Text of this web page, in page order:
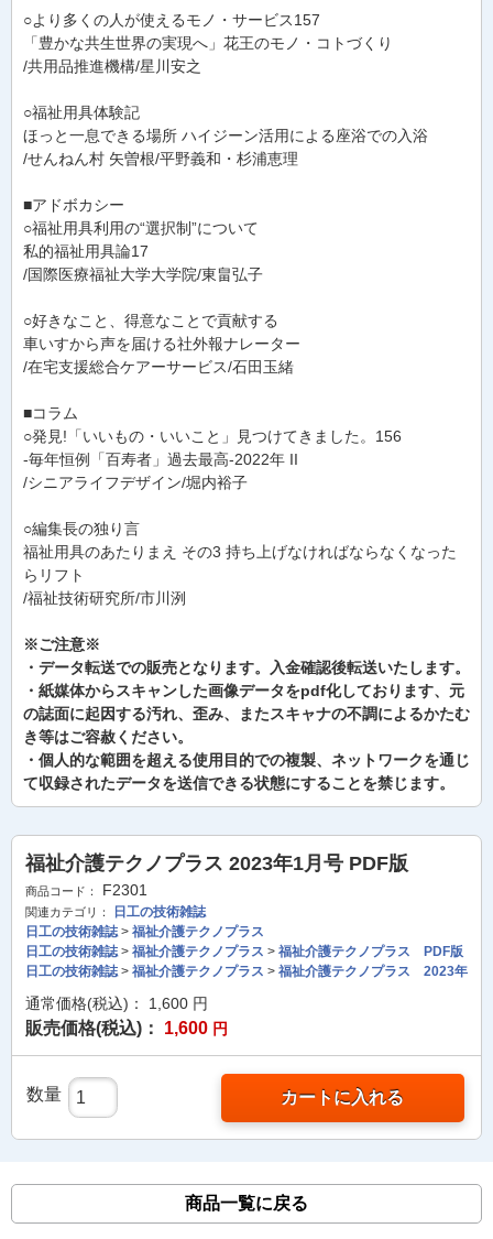
○より多くの人が使えるモノ・サービス157
「豊かな共生世界の実現へ」花王のモノ・コトづくり
/共用品推進機構/星川安之
○福祉用具体験記
ほっと一息できる場所 ハイジーン活用による座浴での入浴
/せんねん村 矢曽根/平野義和・杉浦恵理
■アドボカシー
○福祉用具利用の“選択制”について
私的福祉用具論17
/国際医療福祉大学大学院/東畠弘子
○好きなこと、得意なことで貢献する
車いすから声を届ける社外報ナレーター
/在宅支援総合ケアーサービス/石田玉緒
■コラム
○発見!「いいもの・いいこと」見つけてきました。156
-毎年恒例「百寿者」過去最高-2022年 II
/シニアライフデザイン/堀内裕子
○編集長の独り言
福祉用具のあたりまえ その3 持ち上げなければならなくなった
らリフト
/福祉技術研究所/市川洌
※ご注意※
・データ転送での販売となります。入金確認後転送いたします。
・紙媒体からスキャンした画像データをpdf化しております、元
の誌面に起因する汚れ、歪み、またスキャナの不調によるかたむ
き等はご容赦ください。
・個人的な範囲を超える使用目的での複製、ネットワークを通じ
て収録されたデータを送信できる状態にすることを禁じます。
福祉介護テクノプラス 2023年1月号 PDF版
商品コード： F2301
関連カテゴリ：
日工の技術雑誌
日工の技術雑誌> 福祉介護テクノプラス
日工の技術雑誌> 福祉介護テクノプラス > 福祉介護テクノプラス PDF版
日工の技術雑誌> 福祉介護テクノプラス > 福祉介護テクノプラス 2023年
通常価格(税込)： 1,600 円
販売価格(税込)： 1,600 円
数量 カートに入れる
商品一覧に戻る